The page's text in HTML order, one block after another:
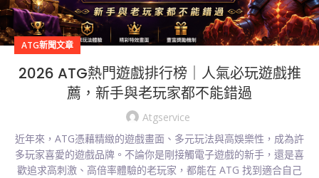
ATG新聞文章
2026 ATG熱門遊戲排行榜｜人氣必玩遊戲推
薦，新手與老玩家都不能錯過
Atgservice
近年來，ATG憑藉精緻的遊戲畫面、多元玩法與高娛樂性，成為許
多玩家喜愛的遊戲品牌。不論你是剛接觸電子遊戲的新手，還是喜
歡追求高刺激、高倍率體驗的老玩家，都能在 ATG 找到適合自己